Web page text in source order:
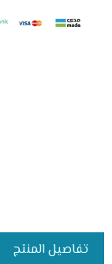
تفاصيل المنتج